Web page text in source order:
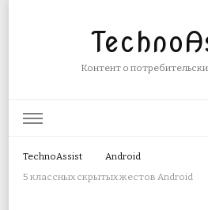
Контент о
TechnoAssist
Android
5 классных скрытых жестов Android